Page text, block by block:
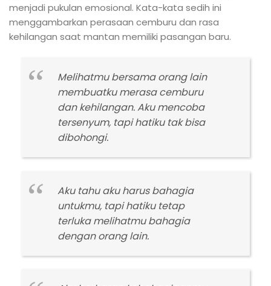
menjadi pukulan emosional. Kata-kata sedih ini
menggambarkan perasaan cemburu dan rasa
kehilangan saat mantan memiliki pasangan baru.
Melihatmu bersama orang lain
membuatku merasa cemburu
dan kehilangan. Aku mencoba
tersenyum, tapi hatiku tak bisa
dibohongi.
Aku tahu aku harus bahagia
untukmu, tapi hatiku tetap
terluka melihatmu bahagia
dengan orang lain.